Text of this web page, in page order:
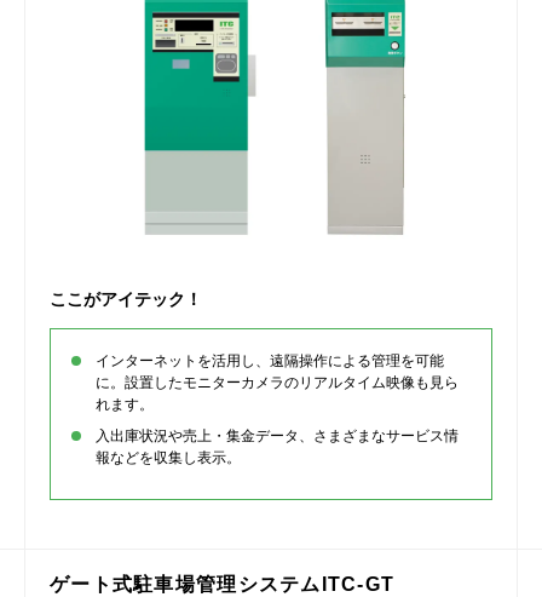
ここがアイテック！
インターネットを活用し、遠隔操作による管理を可能
に。設置したモニターカメラのリアルタイム映像も見ら
れます。
入出庫状況や売上・集金データ、さまざまなサービス情
報などを収集し表示。
ゲート式駐車場管理システムITC-GT